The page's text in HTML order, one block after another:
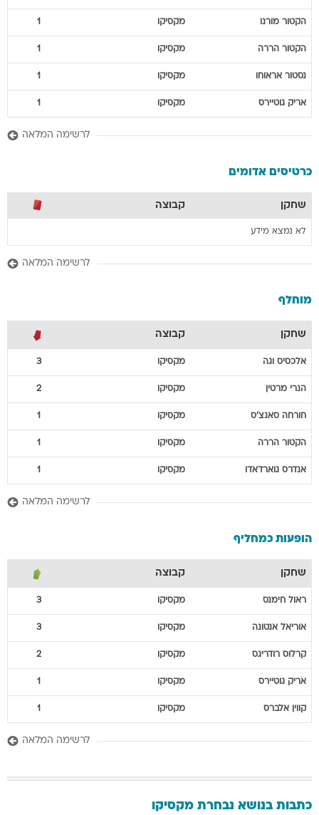
הקטור מורנו מקסיקו 1
הקטור הררה מקסיקו 1
נסטור אראוחו מקסיקו 1
אריק גוטיירס מקסיקו 1
לרשימה המלאה
כרטיסים אדומים
שחקן קבוצה
לא נמצא מידע
לרשימה המלאה
מוחלף
שחקן קבוצה
אלכסיס וגה מקסיקו 3
הנרי מרטין מקסיקו 2
חורחה סאנצ'ס מקסיקו 1
הקטור הררה מקסיקו 1
אנדרס גוארדאדו מקסיקו 1
לרשימה המלאה
הופעות כמחליף
שחקן קבוצה
ראול חימנס מקסיקו 3
אוריאל אנטונה מקסיקו 3
קרלוס רודריגס מקסיקו 2
אריק גוטיירס מקסיקו 1
קווין אלברס מקסיקו 1
לרשימה המלאה
כתבות בנושא נבחרת מקסיקו